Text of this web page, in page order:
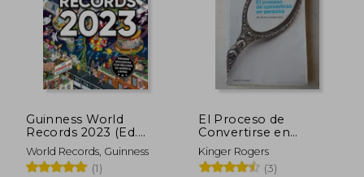
50%
dcto.
$ 197.280
$ 98.640
10%
dcto.
Guinness World
Records 2023 (Ed.
Latinoamérica)
World Records, Guinness
(1)
El Proceso de
Convertirse en
Persona
Kinger Rogers
(3)